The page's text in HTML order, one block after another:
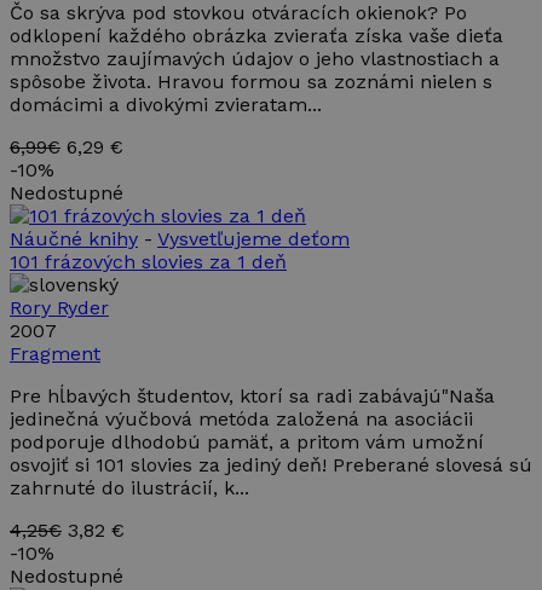
Čo sa skrýva pod stovkou otváracích okienok? Po
odklopení každého obrázka zvieraťa získa vaše dieťa
množstvo zaujímavých údajov o jeho vlastnostiach a
spôsobe života. Hravou formou sa zoznámi nielen s
domácimi a divokými zvieratam...
6,99€ 6,29 €
-10%
Nedostupné
Náučné knihy - Vysvetľujeme deťom
101 frázových slovies za 1 deň
Rory Ryder
2007
Fragment
Pre hĺbavých študentov, ktorí sa radi zabávajú"Naša
jedinečná výučbová metóda založená na asociácii
podporuje dlhodobú pamäť, a pritom vám umožní
osvojiť si 101 slovies za jediný deň! Preberané slovesá sú
zahrnuté do ilustrácií, k...
4,25€ 3,82 €
-10%
Nedostupné